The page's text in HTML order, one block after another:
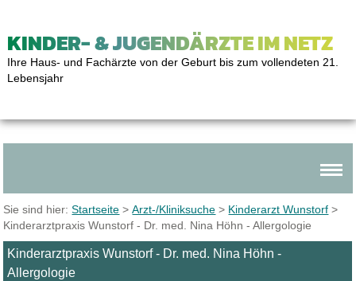
KINDER- & JUGENDÄRZTE IM NETZ
Ihre Haus- und Fachärzte von der Geburt bis zum vollendeten 21.
Lebensjahr
Sie sind hier:Startseite >Arzt-/Kliniksuche > Kinderarzt Wunstorf >
Kinderarztpraxis Wunstorf - Dr. med. Nina Höhn - Allergologie
Kinderarztpraxis Wunstorf - Dr. med. Nina Höhn -
Allergologie